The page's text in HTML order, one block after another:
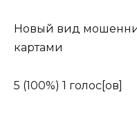
Новый вид
картами
5 (100%) 1 голос[ов]